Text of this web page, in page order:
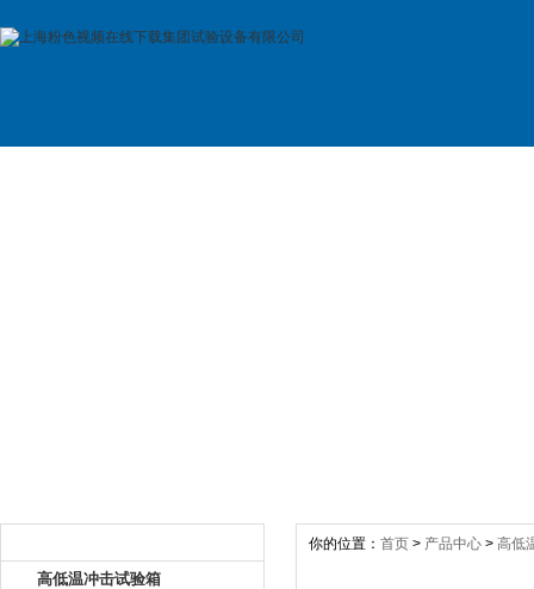
高低温冲击试验箱
你的位置： 首页 > 产品中心 > 高低